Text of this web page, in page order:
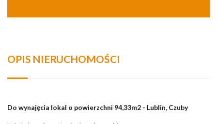
OPIS NIERUCHOMOŚCI
Do wynajęcia lokal o powierzchni 94,33m2 - Lublin, Czuby